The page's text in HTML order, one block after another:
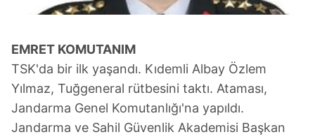
EMRET KOMUTANIM
TSK'da bir ilk yaşandı. Kıdemli Albay Özlem
Yılmaz, Tuğgeneral rütbesini taktı. Ataması,
Jandarma Genel Komutanlığı'na yapıldı.
Jandarma ve Sahil Güvenlik Akademisi Başkan